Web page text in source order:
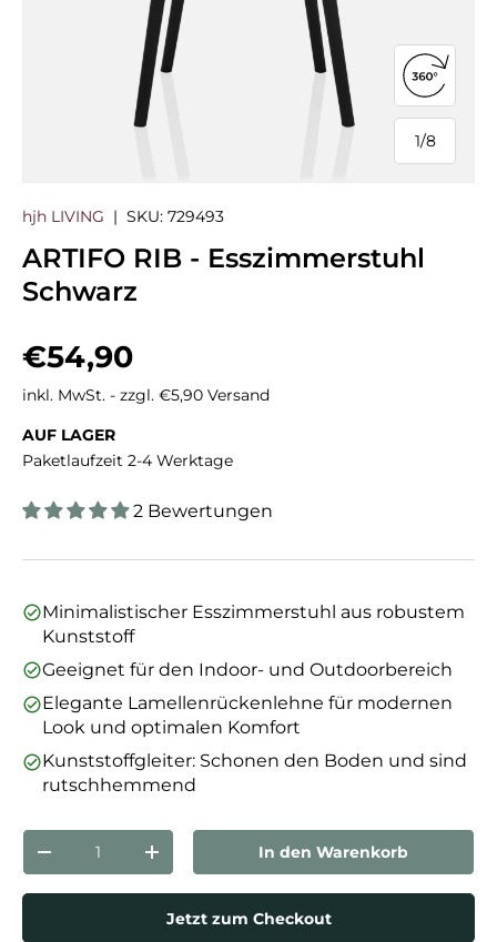
1/
von
8
360°-
hjh LIVING | SKU: 729493
ARTIFO RIB - Esszimmerstuhl
Schwarz
Normaler Preis
€54,90
inkl. MwSt. - zzgl. €5,90 Versand
AUF LAGER
Paketlaufzeit 2-4 Werktage
2 Bewertungen
Minimalistischer Esszimmerstuhl aus robustem
Kunststoff
Geeignet für den Indoor- und Outdoorbereich
Elegante Lamellenrückenlehne für modernen
Look und optimalen Komfort
Kunststoffgleiter: Schonen den Boden und sind
rutschhemmend
Menge verringernMenge erhöhenIn den Warenkorb
Jetzt zum Checkout